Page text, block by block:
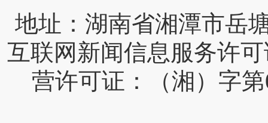
互联网新闻信息服务许
营许可证：（湘）字第